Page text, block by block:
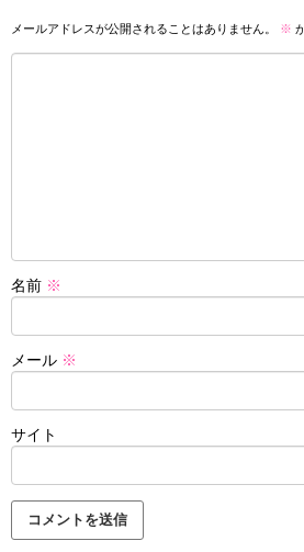
メールアドレスが公開されることはありません。 ※
名前 ※
メール ※
サイト